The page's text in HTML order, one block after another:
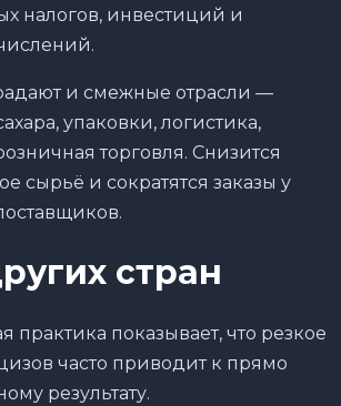
налогов, инвестиций и
и смежные отрасли —
упаковки, логистика,
торговля. Снизится
сырьё и сократятся заказы у
стран
практика показывает, что резкое
часто приводит к прямо
результату.